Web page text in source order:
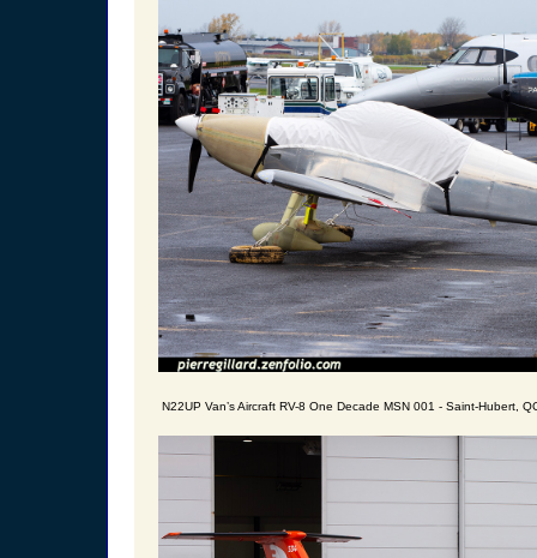
N22UP Van’s Aircraft RV-8 One Decade MSN 001 - Saint-Hubert,